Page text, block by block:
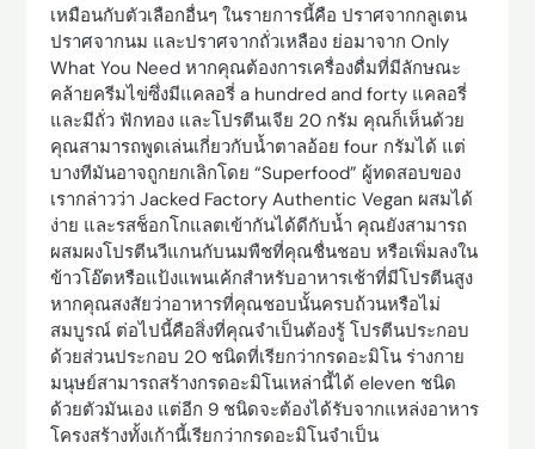
เหมือนกับตัวเลือกอื่นๆ ในรายการนี้คือ ปราศจากกลูเตน
ปราศจากนม และปราศจากถั่วเหลือง ย่อมาจาก Only
What You Need หากคุณต้องการเครื่องดื่มที่มีลักษณะ
คล้ายครีมไข่ซึ่งมีแคลอรี่ a hundred and forty แคลอรี่
และมีถั่ว ฟักทอง และโปรตีนเจีย 20 กรัม คุณก็เห็นด้วย
คุณสามารถพูดเล่นเกี่ยวกับน้ำตาลอ้อย four กรัมได้ แต่
บางทีมันอาจถูกยกเลิกโดย “Superfood” ผู้ทดสอบของ
เรากล่าวว่า Jacked Factory Authentic Vegan ผสมได้
ง่าย และรสช็อกโกแลตเข้ากันได้ดีกับน้ำ คุณยังสามารถ
ผสมผงโปรตีนวีแกนกับนมพืชที่คุณชื่นชอบ หรือเพิ่มลงใน
ข้าวโอ๊ตหรือแป้งแพนเค้กสำหรับอาหารเช้าที่มีโปรตีนสูง
หากคุณสงสัยว่าอาหารที่คุณชอบนั้นครบถ้วนหรือไม่
สมบูรณ์ ต่อไปนี้คือสิ่งที่คุณจำเป็นต้องรู้ โปรตีนประกอบ
ด้วยส่วนประกอบ 20 ชนิดที่เรียกว่ากรดอะมิโน ร่างกาย
มนุษย์สามารถสร้างกรดอะมิโนเหล่านี้ได้ eleven ชนิด
ด้วยตัวมันเอง แต่อีก 9 ชนิดจะต้องได้รับจากแหล่งอาหาร
โครงสร้างทั้งเก้านี้เรียกว่ากรดอะมิโนจำเป็น